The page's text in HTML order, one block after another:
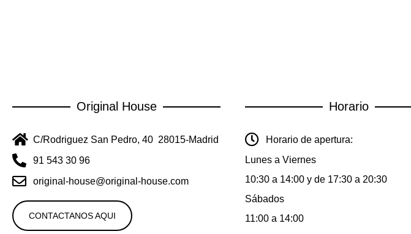
Original House
C/Rodriguez San Pedro, 40 28015-Madrid
91 543 30 96
original-house@original-house.com
CONTACTANOS AQUI
Horario
Horario de apertura:
Lunes a Viernes
10:30 a 14:00 y de 17:30 a 20:30
Sábados
11:00 a 14:00